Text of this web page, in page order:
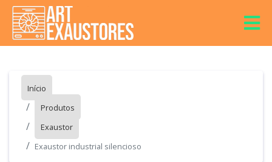
Início
Produtos
Exaustor
Exaustor industrial silencioso